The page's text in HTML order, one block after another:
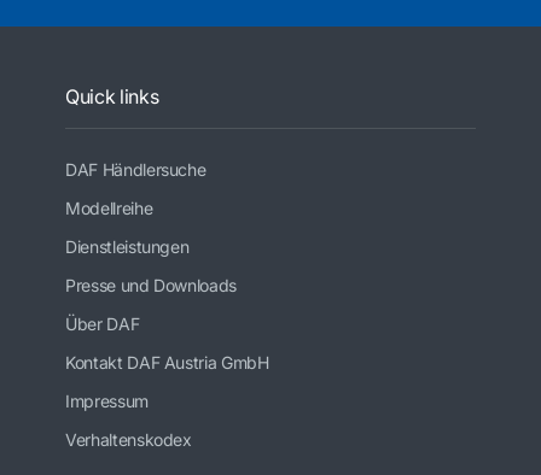
Quick links
DAF Händlersuche
Modellreihe
Dienstleistungen
Presse und Downloads
Über DAF
Kontakt DAF Austria GmbH
Impressum
Verhaltenskodex